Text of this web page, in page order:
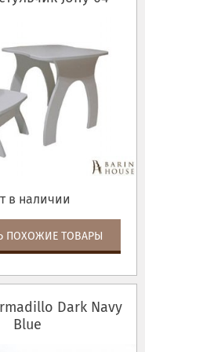
в наличии
ПОХОЖИЕ ТОВАРЫ
Dark Navy
Blue